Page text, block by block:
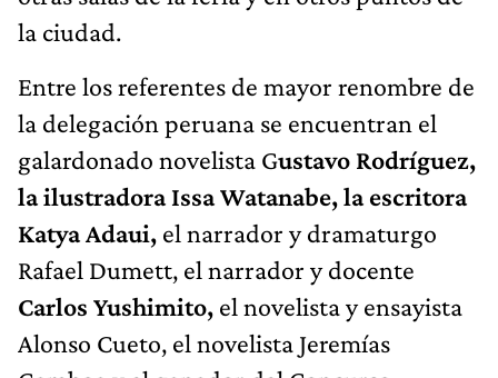
la ciudad.
Entre los referentes de mayor renombre de
la delegación peruana se encuentran el
galardonado novelista Gustavo Rodríguez,
la ilustradora Issa Watanabe, la escritora
Katya Adaui, el narrador y dramaturgo
Rafael Dumett, el narrador y docente
Carlos Yushimito, el novelista y ensayista
Alonso Cueto, el novelista Jeremías